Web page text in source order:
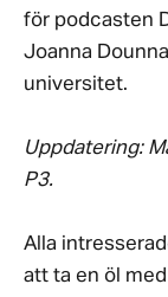
för podcasten
Joanna
universitet.
Uppdatering:
P3.
Alla
att ta en öl